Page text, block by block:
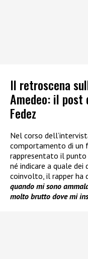
Il retroscena
Amedeo: il
Fedez
Nel corso
comportamento di un
rappresentato il
né indicare a quale
coinvolto, il rapper ha
quando mi sono
molto brutto dove mi